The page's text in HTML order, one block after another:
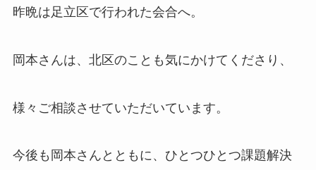
昨晩は足立区で行われた会合へ。
岡本さんは、北区のことも気にかけてくださり、
様々ご相談させていただいています。
今後も岡本さんとともに、ひとつひとつ課題解決